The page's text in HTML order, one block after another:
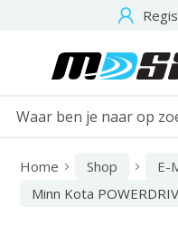
Home Shop E-
Minn Kota